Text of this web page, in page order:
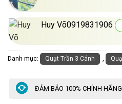
Huy Võ0919831906
Danh mục: Quạt Trần 3 Cánh
ĐẢM BẢO 100% CHÍNH HÃNG